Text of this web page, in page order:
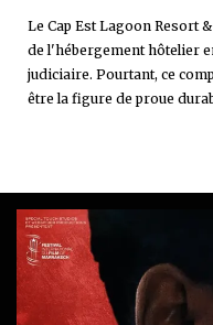
Le Cap Est Lagoon Resort
de l'hébergement hôtelier
judiciaire. Pourtant, ce
être la figure de proue